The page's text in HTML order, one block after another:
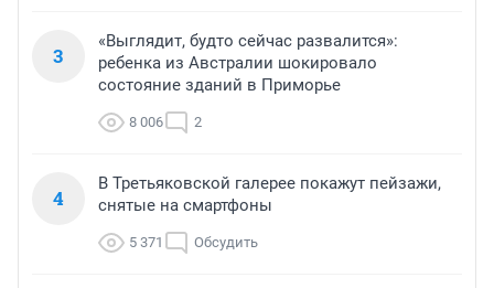
3
«Выглядит, будто сейчас развалится»:
ребенка из Австралии шокировало
состояние зданий в Приморье
8 006 2
4
В Третьяковской галерее покажут пейзажи,
снятые на смартфоны
5 371 Обсудить